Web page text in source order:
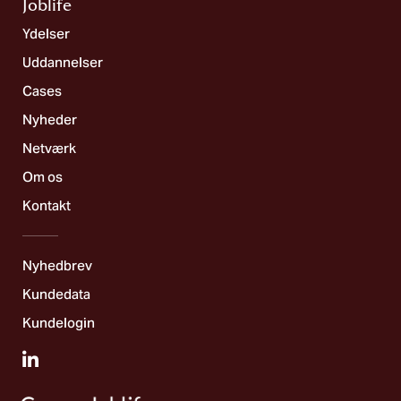
Joblife​
Ydelser
Uddannelser
Cases
Nyheder
Netværk
Om os
Kontakt
Nyhedbrev
Kundedata
Kundelogin